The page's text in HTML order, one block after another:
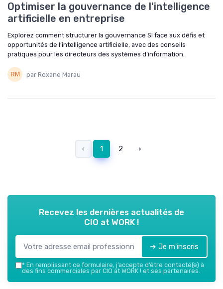
Optimiser la gouvernance de l'intelligence
artificielle en entreprise
Explorez comment structurer la gouvernance SI face aux défis et
opportunités de l’intelligence artificielle, avec des conseils
pratiques pour les directeurs des systèmes d’information.
par Roxane Marau
‹ 1 2 ›
Recevez les dernières actualités de
CIO at WORK !
➔ Je m'inscris
* En remplissant ce formulaire, j’accepte d’être contacté(e) à
des fins commerciales par CIO at WORK ! et ses partenaires.